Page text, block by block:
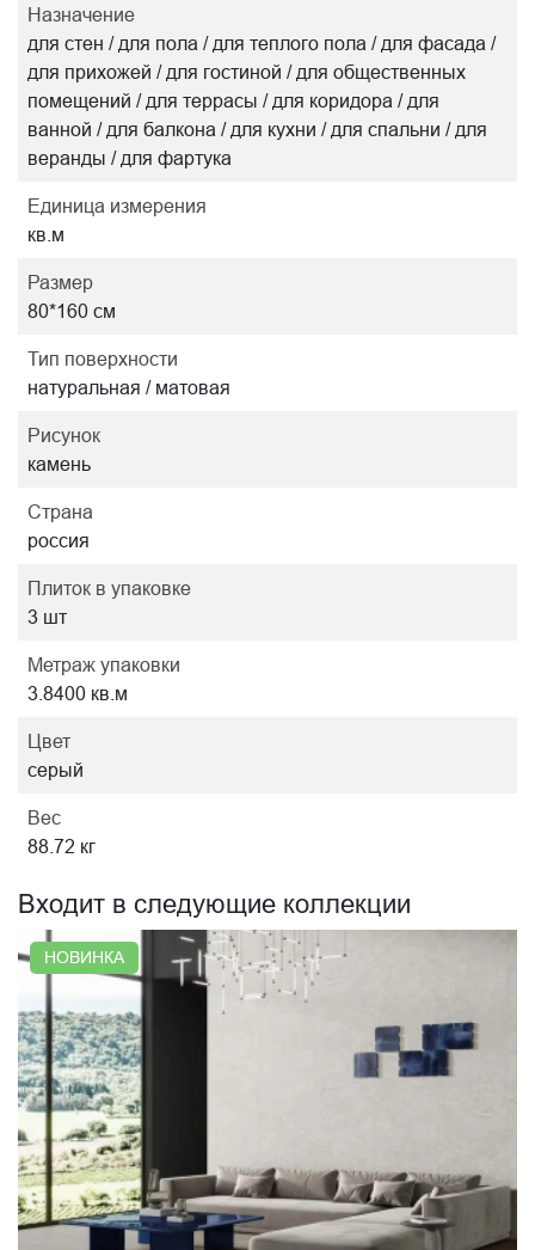
Назначение
для стен / для пола / для теплого пола / для фасада /
для прихожей / для гостиной / для общественных
помещений / для террасы / для коридора / для
ванной / для балкона / для кухни / для спальни / для
веранды / для фартука
Единица измерения
кв.м
Размер
80*160 см
Тип поверхности
натуральная / матовая
Рисунок
камень
Страна
россия
Плиток в упаковке
3 шт
Метраж упаковки
3.8400 кв.м
Цвет
серый
Вес
88.72 кг
Входит в следующие коллекции
НОВИНКА